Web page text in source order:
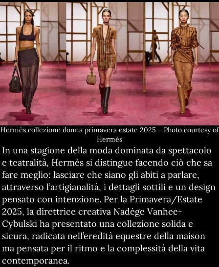
Hermès collezione donna primavera estate 2025 – Photo courtesy of
Hermès
In una stagione della moda dominata da spettacolo
e teatralità, Hermès si distingue facendo ciò che sa
fare meglio: lasciare che siano gli abiti a parlare,
attraverso l’artigianalità, i dettagli sottili e un design
pensato con intenzione. Per la Primavera/Estate
2025, la direttrice creativa Nadège Vanhee-
Cybulski ha presentato una collezione solida e
sicura, radicata nell’eredità equestre della maison
ma pensata per il ritmo e la complessità della vita
contemporanea.